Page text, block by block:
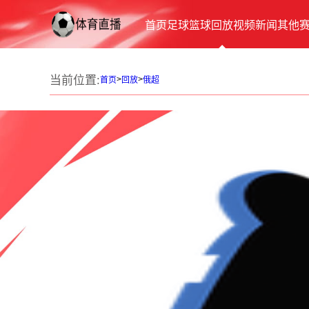
首页足球篮球回放视频新闻其他
当前位置:首页>回放>俄超